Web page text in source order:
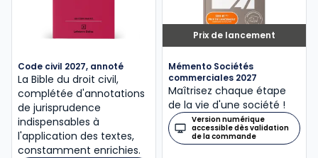
Code civil 2027, annoté
La Bible du droit civil,
complétée d'annotations
de jurisprudence
indispensables à
l'application des textes,
constamment enrichies.
Prix de lancement
Mémento Sociétés
commerciales 2027
Maîtrisez chaque étape
de la vie d'une société !
Version numérique
accessible dès validation
de la commande